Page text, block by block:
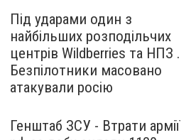
Під ударами один з
найбільших розподільчих
центрів Wildberries та НПЗ .
Безпілотники масовано
атакували росію
Генштаб ЗСУ - Втрати армії